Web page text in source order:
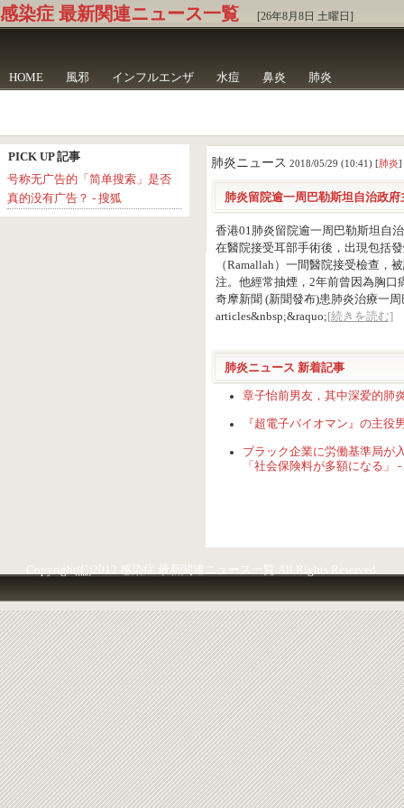
感染症 最新関連ニュース一覧 [26年8月8日 土曜日]
HOME 風邪 インフルエンザ 水痘 鼻炎 肺炎
肺炎ニュース 2018/05/29 (10:41) [肺炎]
肺炎留院逾一周巴勒斯坦自治政
香港01肺炎留院逾一周巴勒斯坦自
在醫院接受耳部手術後，出現包括
（Ramallah）一間醫院接受檢查，
注。他經常抽煙，2年前曾因為胸口
奇摩新聞 (新聞發布)患肺炎治療一
articles&nbsp;&raquo; [続きを読む]
肺炎ニュース 新着記事
章子怡前男友，其中深爱的肺
『超電子バイオマン』の主役
ブラック企業に労働基準局が
「社会保険料が多額になる」
PICK UP 記事
号称无广告的「简单搜索」是否
真的没有广告？ - 搜狐
Copyright (C)2012 感染症 最新関連ニュース一覧 All Rights Reserved.